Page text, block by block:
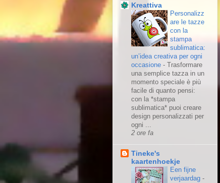
Kreattiva
Personalizz
are le tazze
con la
stampa
sublimatica:
un’idea creativa per ogni
occasione - Trasformare
una semplice tazza in un
momento speciale è più
facile di quanto pensi:
con la *stampa
sublimatica* puoi creare
design personalizzati per
ogni ...
2 ore fa
Tineke's
kaartenhoekje
Een fijne
verjaardag -